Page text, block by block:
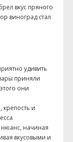
вкус пряного
виноград стал
удивить
приняли
они
крепость и
нюанс, начиная
вкусовыми и